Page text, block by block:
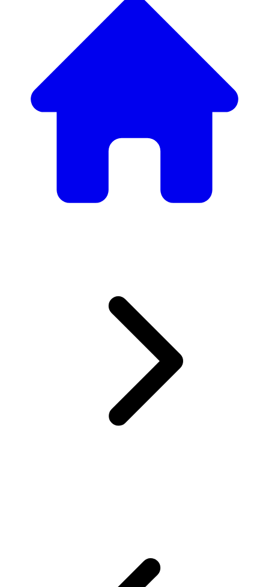
Descubre nuestra amplia selección de mobiliario de diseño
Nuestro Catálogo de
Mobiliario
lujo, tenemos todo lo necesario para crear el ambiente